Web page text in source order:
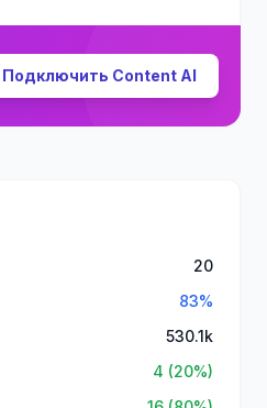
Подключить Content AI
20
83%
530.1k
4 (20%)